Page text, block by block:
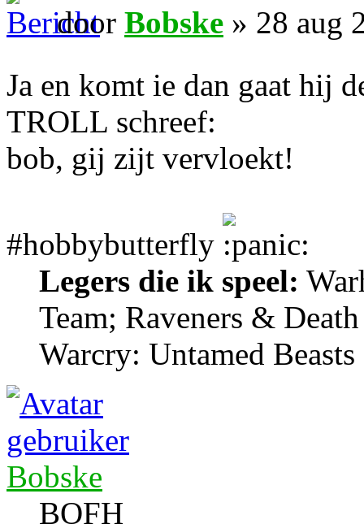
door Bobske » 28 aug
Ja en komt ie dan gaat hij
TROLL schreef:
bob, gij zijt vervloekt!
#hobbybutterfly
Legers die ik speel:
Team; Raveners &
Warcry: Untamed Beasts
Bobske
BOFH